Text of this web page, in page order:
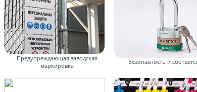
Предупреждающая заводская
маркировка
Безопасность и